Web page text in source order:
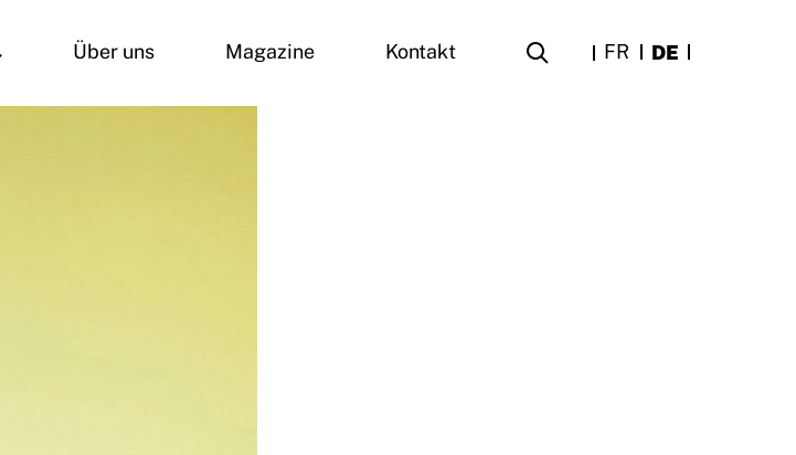
Über uns Magazine Kontakt FR DE